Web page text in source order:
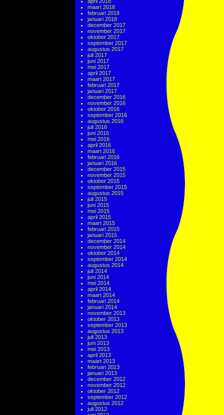
maart 2018
februari 2018
januari 2018
december 2017
november 2017
oktober 2017
september 2017
augustus 2017
juli 2017
juni 2017
mei 2017
april 2017
maart 2017
februari 2017
januari 2017
december 2016
november 2016
oktober 2016
september 2016
augustus 2016
juli 2016
juni 2016
mei 2016
april 2016
maart 2016
februari 2016
januari 2016
december 2015
november 2015
oktober 2015
september 2015
augustus 2015
juli 2015
juni 2015
mei 2015
april 2015
maart 2015
februari 2015
januari 2015
december 2014
november 2014
oktober 2014
september 2014
augustus 2014
juli 2014
juni 2014
mei 2014
april 2014
maart 2014
februari 2014
januari 2014
november 2013
oktober 2013
september 2013
augustus 2013
juli 2013
juni 2013
mei 2013
april 2013
maart 2013
februari 2013
januari 2013
december 2012
november 2012
oktober 2012
september 2012
augustus 2012
juli 2012